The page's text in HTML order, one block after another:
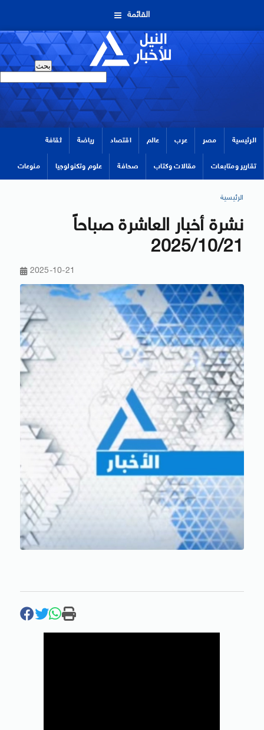
القائمة
الرئيسية مصر عرب عالم اقتصاد رياضة ثقافة
تقارير ومتابعات مقالات وكتاب صحافة علوم وتكنولوجيا منوعات
الرئيسية
نشرة أخبار العاشرة صباحاً
2025/10/21
2025-10-21